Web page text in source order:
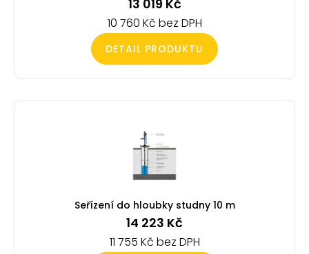
13 019 Kč
10 760 Kč
DETAIL PRODUKTU
Seřízení do hloubky studny 10 m
14 223 Kč
11 755 Kč